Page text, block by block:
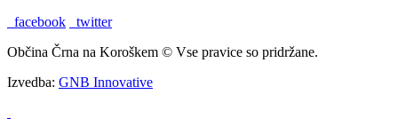
facebook
twitter
Občina Črna na Koroškem © Vse pravice so pridržane.
Izvedba: GNB Innovative